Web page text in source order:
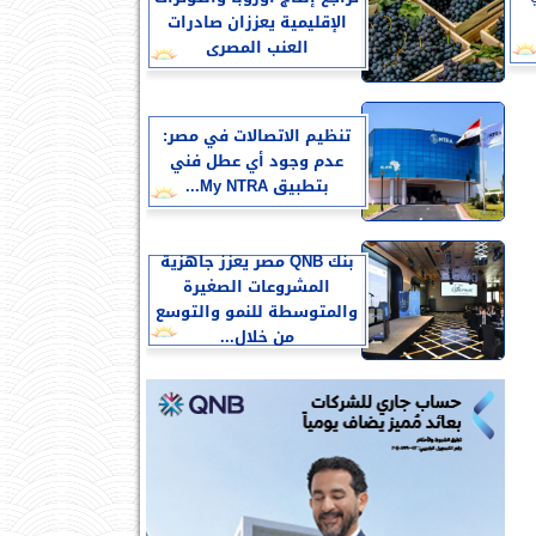
الإقليمية يعززان صادرات
العنب المصرى
تنظيم الاتصالات في مصر:
عدم وجود أي عطل فني
بتطبيق My NTRA...
بنك QNB مصر يعزز جاهزية
المشروعات الصغيرة
والمتوسطة للنمو والتوسع
من خلال...